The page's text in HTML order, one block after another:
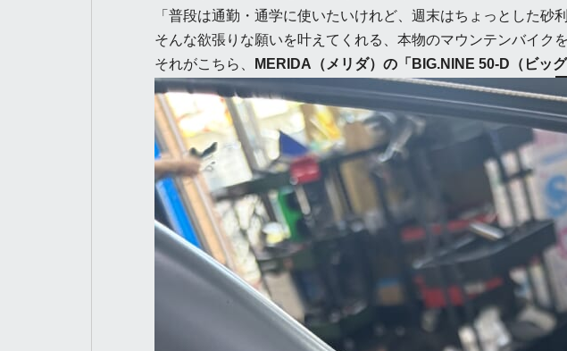
「普段は通勤・通学に使いたいけれど、週末はちょっとした
そんな欲張りな願いを叶えてくれる、本物のマウンテンバイク
それがこちら、
MERIDA（メリダ）の「BIG.NINE 50-D（ビッグ